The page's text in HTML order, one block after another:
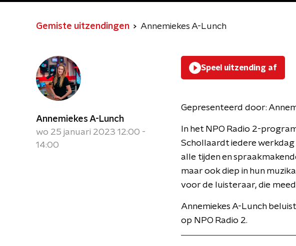
Gemiste uitzendingen Annemiekes A-Lunch
Annemiekes A-Lunch
wo 25 januari 2023 12:00 -
14:00
Speel uitzending af
Gepresenteerd door:
In het NPO Radio 2-
Schollaardt iedere werkdag
alle tijden en
maar ook diep in hun
voor de luisteraar, die
Annemiekes A-Lunch
op NPO Radio 2.